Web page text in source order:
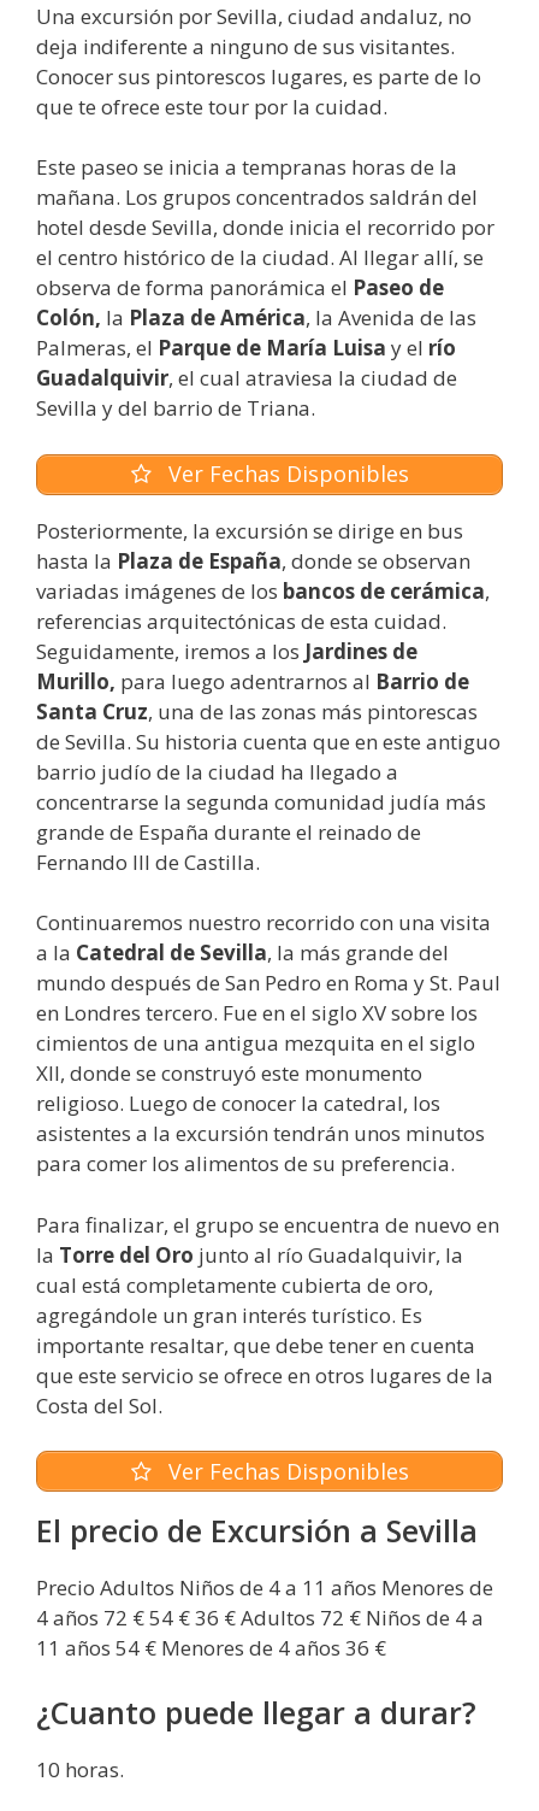
Una excursión por Sevilla, ciudad andaluz, no
deja indiferente a ninguno de sus visitantes.
Conocer sus pintorescos lugares, es parte de lo
que te ofrece este tour por la cuidad.
Este paseo se inicia a tempranas horas de la
mañana. Los grupos concentrados saldrán del
hotel desde Sevilla, donde inicia el recorrido por
el centro histórico de la ciudad. Al llegar allí, se
observa de forma panorámica el Paseo de
Colón, la Plaza de América, la Avenida de las
Palmeras, el Parque de María Luisa y el río
Guadalquivir, el cual atraviesa la ciudad de
Sevilla y del barrio de Triana.
Ver Fechas Disponibles
Posteriormente, la excursión se dirige en bus
hasta la Plaza de España, donde se observan
variadas imágenes de los bancos de cerámica,
referencias arquitectónicas de esta cuidad.
Seguidamente, iremos a los Jardines de
Murillo, para luego adentrarnos al Barrio de
Santa Cruz, una de las zonas más pintorescas
de Sevilla. Su historia cuenta que en este antiguo
barrio judío de la ciudad ha llegado a
concentrarse la segunda comunidad judía más
grande de España durante el reinado de
Fernando III de Castilla.
Continuaremos nuestro recorrido con una visita
a la Catedral de Sevilla, la más grande del
mundo después de San Pedro en Roma y St. Paul
en Londres tercero. Fue en el siglo XV sobre los
cimientos de una antigua mezquita en el siglo
XII, donde se construyó este monumento
religioso. Luego de conocer la catedral, los
asistentes a la excursión tendrán unos minutos
para comer los alimentos de su preferencia.
Para finalizar, el grupo se encuentra de nuevo en
la Torre del Oro junto al río Guadalquivir, la
cual está completamente cubierta de oro,
agregándole un gran interés turístico. Es
importante resaltar, que debe tener en cuenta
que este servicio se ofrece en otros lugares de la
Costa del Sol.
Ver Fechas Disponibles
El precio de Excursión a Sevilla
Precio Adultos Niños de 4 a 11 años Menores de
4 años 72 € 54 € 36 € Adultos 72 € Niños de 4 a
11 años 54 € Menores de 4 años 36 €
¿Cuanto puede llegar a durar?
10 horas.